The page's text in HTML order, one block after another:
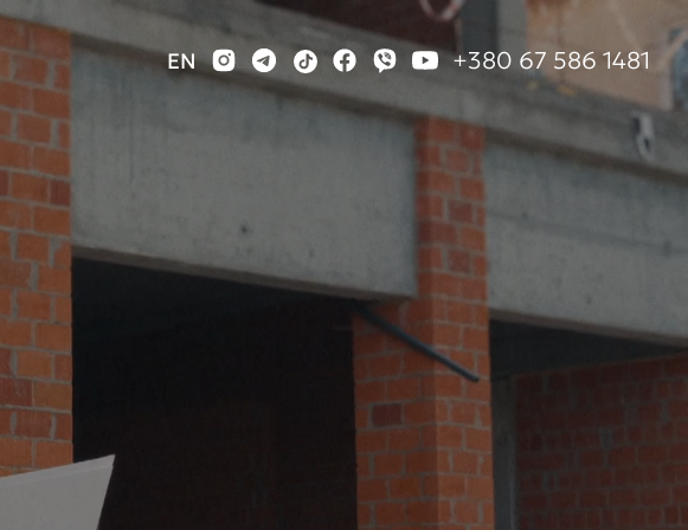
EN +380 67 586 1481